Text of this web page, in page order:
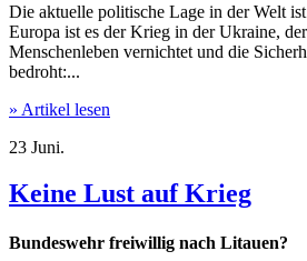
Die aktuelle politische Lage in der Welt
Europa ist es der Krieg in der Ukraine,
Menschenleben vernichtet und die
bedroht:...
» Artikel lesen
23 Juni.
Keine Lust auf Krieg
Bundeswehr freiwillig nach Litauen?